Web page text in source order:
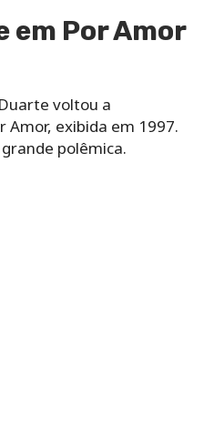
em Por Amor
voltou a
Amor, exibida em 1997.
polêmica.